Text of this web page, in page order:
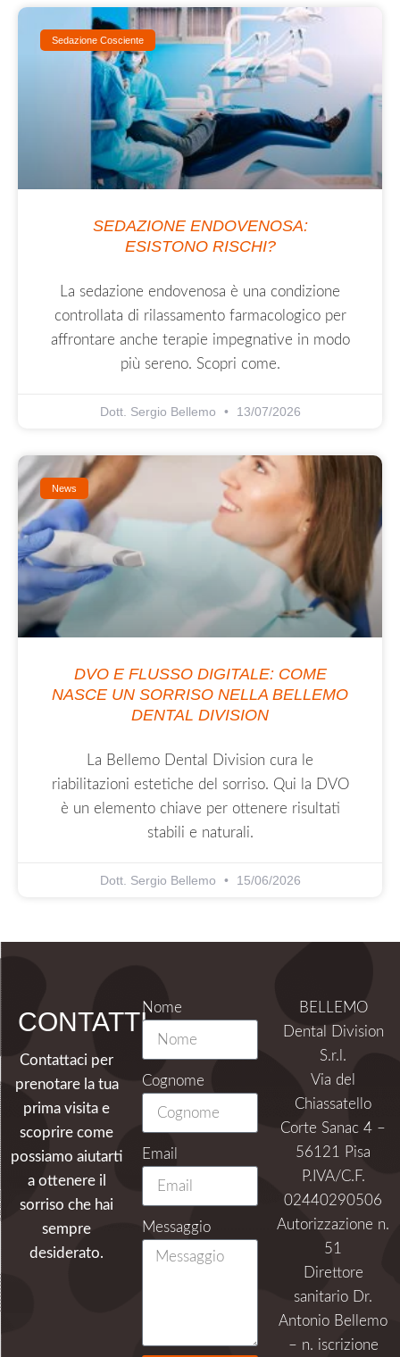
Sedazione Cosciente
SEDAZIONE ENDOVENOSA:
ESISTONO RISCHI?
La sedazione endovenosa è una condizione
controllata di rilassamento farmacologico per
affrontare anche terapie impegnative in modo
più sereno. Scopri come.
Dott. Sergio Bellemo 13/07/2026
News
DVO E FLUSSO DIGITALE: COME
NASCE UN SORRISO NELLA BELLEMO
DENTAL DIVISION
La Bellemo Dental Division cura le
riabilitazioni estetiche del sorriso. Qui la DVO
è un elemento chiave per ottenere risultati
stabili e naturali.
Dott. Sergio Bellemo 15/06/2026
CONTATTI
Contattaci per
prenotare la tua
prima visita e
scoprire come
possiamo aiutarti
a ottenere il
sorriso che hai
sempre
desiderato.
Nome
Cognome
Email
Messaggio
BELLEMO
Dental Division
S.r.l.
Via del
Chiassatello
Corte Sanac 4 –
56121 Pisa
P.IVA/C.F.
02440290506
Autorizzazione n.
51
Direttore
sanitario Dr.
Antonio Bellemo
– n. iscrizione